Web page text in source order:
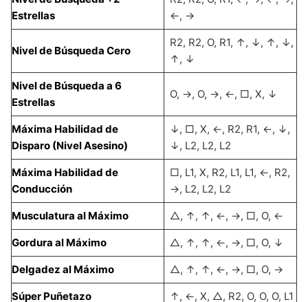
Estrellas
←, →
Nivel de Búsqueda Cero
R2, R2, O, R1, ↑, ↓, ↑, ↓,
↑, ↓
Nivel de Búsqueda a 6
Estrellas
O, →, O, →, ←, □, X, ↓
Máxima Habilidad de
Disparo (Nivel Asesino)
↓, □, X, ←, R2, R1, ←, ↓,
↓, L2, L2, L2
Máxima Habilidad de
Conducción
□, L1, X, R2, L1, L1, ←, R2,
→, L2, L2, L2
Musculatura al Máximo △, ↑, ↑, ←, →, □, O, ←
Gordura al Máximo △, ↑, ↑, ←, →, □, O, ↓
Delgadez al Máximo △, ↑, ↑, ←, →, □, O, →
Súper Puñetazo ↑, ←, X, △, R2, O, O, O, L1